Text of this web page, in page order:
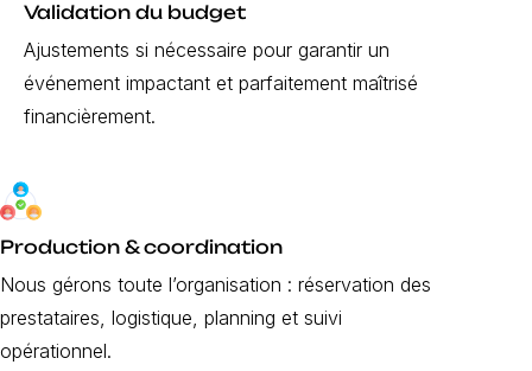
Validation du budget
Ajustements si nécessaire pour garantir un
événement impactant et parfaitement maîtrisé
financièrement.
Production & coordination
Nous gérons toute l’organisation : réservation des
prestataires, logistique, planning et suivi
opérationnel.